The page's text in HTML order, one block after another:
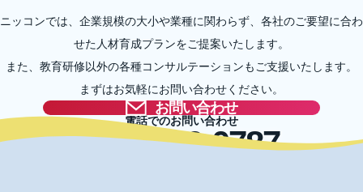
ニッコンでは、企業規模の大小や業種に関わらず、各社のご要望に合わ
せた人材育成プランをご提案いたします。
また、教育研修以外の各種コンサルテーションもご支援いたします。
まずはお気軽にお問い合わせください。
お問い合わせ
電話でのお問い合わせ
03-5996-0787